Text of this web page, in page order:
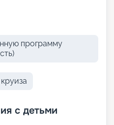
программу
с детьми